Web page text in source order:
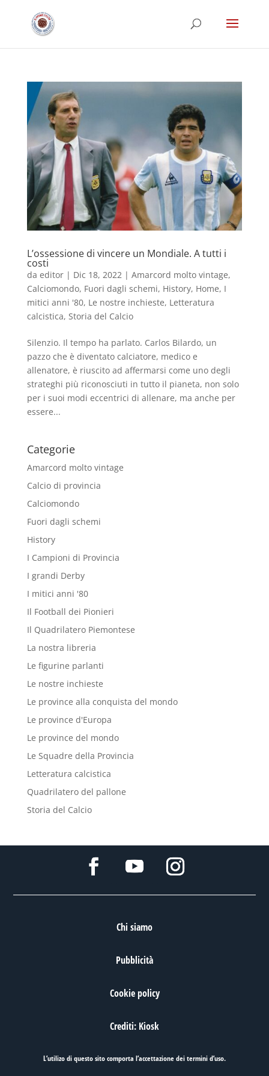
L’ossessione di vincere un Mondiale. A tutti i
costi
da editor| Dic 18, 2022| Amarcord molto vintage,
Calciomondo, Fuori dagli schemi, History, Home, I
mitici anni '80, Le nostre inchieste, Letteratura
calcistica, Storia del Calcio
Silenzio. Il tempo ha parlato. Carlos Bilardo, un
pazzo che è diventato calciatore, medico e
allenatore, è riuscito ad affermarsi come uno degli
strateghi più riconosciuti in tutto il pianeta, non solo
per i suoi modi eccentrici di allenare, ma anche per
essere...
Categorie
Amarcord molto vintage
Calcio di provincia
Calciomondo
Fuori dagli schemi
History
I Campioni di Provincia
I grandi Derby
I mitici anni '80
Il Football dei Pionieri
Il Quadrilatero Piemontese
La nostra libreria
Le figurine parlanti
Le nostre inchieste
Le province alla conquista del mondo
Le province d'Europa
Le province del mondo
Le Squadre della Provincia
Letteratura calcistica
Quadrilatero del pallone
Storia del Calcio
Chi siamo
Pubblicità
Cookie policy
Crediti: Kiosk
L’utilizo di questo sito comporta l’accettazione deitermini d’uso.